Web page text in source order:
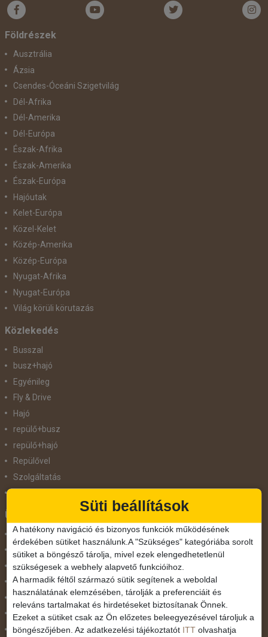
Földrészek
Ausztrália
Ázsia
Csendes-Óceáni Szigetvilág
Dél-Afrika
Dél-Amerika
Dél-Európa
Észak-Afrika
Észak-Amerika
Észak-Európa
Hajóutak
Kelet-Európa
Közel-Kelet
Közép-Amerika
Közép-Európa
Nyugat-Afrika
Nyugat-Európa
Világ körüli körutazás
Közlekedés
Busszal
busz+hajó
Egyénileg
Fly & Drive
Hajó
repülő+busz
repülő+hajó
Repülővel
Szolgáltatás
Ünnepek
Adventi hetek
Húsvét
Karácsonyi utazás
Karnevál
Két ünnep között
Május 1.
Március 15.
Süti beállítások
A hatékony navigáció és bizonyos funkciók működésének
érdekében sütiket használunk.A "Szükséges" kategóriába sorolt
sütiket a böngésző tárolja, mivel ezek elengedhetetlenül
szükségesek a webhely alapvető funkcióihoz.
A harmadik féltől származó sütik segítenek a weboldal
használatának elemzésében, tárolják a preferenciáit és
releváns tartalmakat és hirdetéseket biztosítanak Önnek.
Ezeket a sütiket csak az Ön előzetes beleegyezésével tároljuk a
böngészőjében. Az adatkezelési tájékoztatót ITT olvashatja